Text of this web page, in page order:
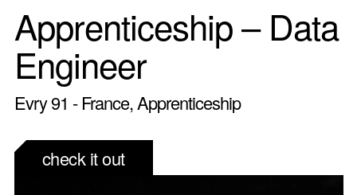
Apprenticeship – Data
Engineer
Evry 91 - France, Apprenticeship
check it out